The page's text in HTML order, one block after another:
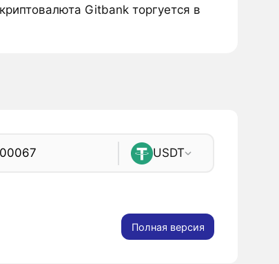
Gitbank торгуется в
USDT
Полная версия